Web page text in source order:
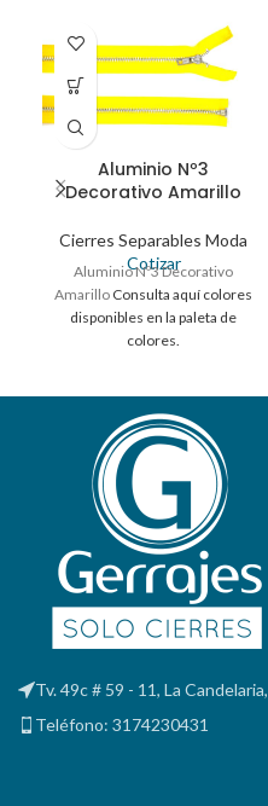
Aluminio Nº3
Decorativo Amarillo
Cierres Separables Moda
Cotizar
Aluminio Nº3 Decorativo
Amarillo Consulta aquí colores
disponibles en la paleta de
colores.
Tv. 49c # 59 - 11, La
Teléfono: 3174230431